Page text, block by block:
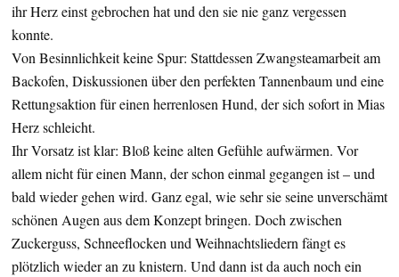
ihr Herz einst gebrochen hat und den sie nie ganz vergessen
konnte.
Von Besinnlichkeit keine Spur: Stattdessen Zwangsteamarbeit am
Backofen, Diskussionen über den perfekten Tannenbaum und eine
Rettungsaktion für einen herrenlosen Hund, der sich sofort in Mias
Herz schleicht.
Ihr Vorsatz ist klar: Bloß keine alten Gefühle aufwärmen. Vor
allem nicht für einen Mann, der schon einmal gegangen ist – und
bald wieder gehen wird. Ganz egal, wie sehr sie seine unverschämt
schönen Augen aus dem Konzept bringen. Doch zwischen
Zuckerguss, Schneeflocken und Weihnachtsliedern fängt es
plötzlich wieder an zu knistern. Und dann ist da auch noch ein